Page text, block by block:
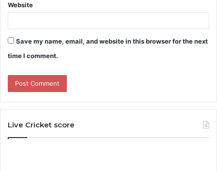
Website
Save my name, email, and website in this browser for the next
time I comment.
Live Cricket score